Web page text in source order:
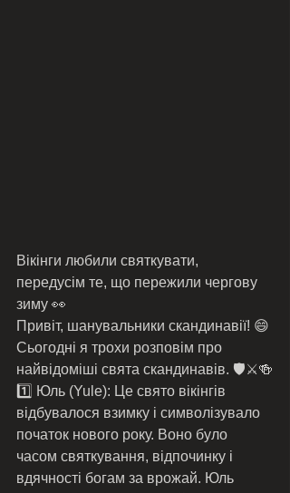
Вікінги любили святкувати,
передусім те, що пережили чергову
зиму 👀
Привіт, шанувальники скандинавії! 😄
Сьогодні я трохи розповім про
найвідоміші свята скандинавів. 🛡️⚔️🍻
1️⃣ Юль (Yule): Це свято вікінгів
відбувалося взимку і символізувало
початок нового року. Воно було
часом святкування, відпочинку і
вдячності богам за врожай. Юль